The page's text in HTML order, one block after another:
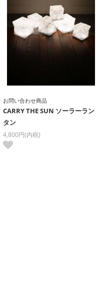
お問い合わせ商品
CARRY THE SUN ソーラーラン
タン
4,800円(内税)